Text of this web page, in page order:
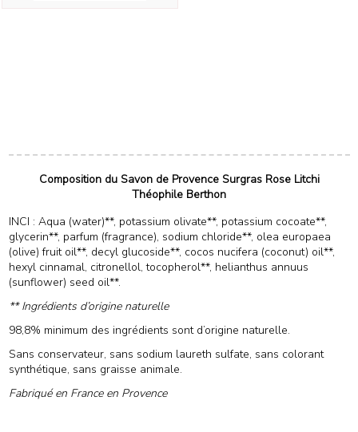
Composition du Savon de Provence Surgras Rose Litchi
Théophile Berthon
INCI : Aqua (water)**, potassium olivate**, potassium cocoate**,
glycerin**, parfum (fragrance), sodium chloride**, olea europaea
(olive) fruit oil**, decyl glucoside**, cocos nucifera (coconut) oil**,
hexyl cinnamal, citronellol, tocopherol**, helianthus annuus
(sunflower) seed oil**.
** Ingrédients d’origine naturelle
98,8% minimum des ingrédients sont d’origine naturelle.
Sans conservateur, sans sodium laureth sulfate, sans colorant
synthétique, sans graisse animale.
Fabriqué en France en Provence